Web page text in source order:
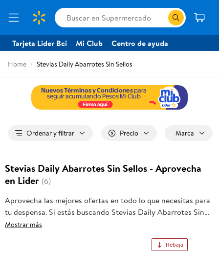
Tarjeta Lider Bci Mi Club Centro de ayuda
Home Stevias Daily Abarrotes Sin Sellos
Ordenar y filtrar Precio Marca
Stevias Daily Abarrotes Sin Sellos - Aprovecha
en Lider (6)
Aprovecha las mejores ofertas en todo lo que necesitas para
tu despensa. Si estás buscando Stevias Daily Abarrotes Sin
Sellos, frutas frescas, carnes, pan o productos para el hogar,
despacho a domicilio o retiro en tienda, y haz que esta
Mostrar más
Rebaja